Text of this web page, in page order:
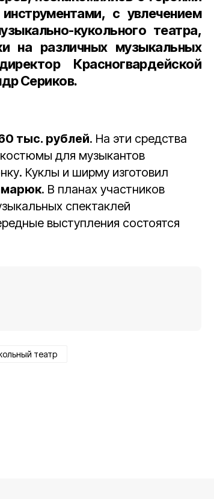
с увлечением
кукольного театра,
на различных музыкальных
директор Красногвардейской
Сериков.
тыс. рублей. На эти средства
для музыкантов
Куклы и ширму изготовил
. В планах участников
спектаклей
выступления состоятся
театр